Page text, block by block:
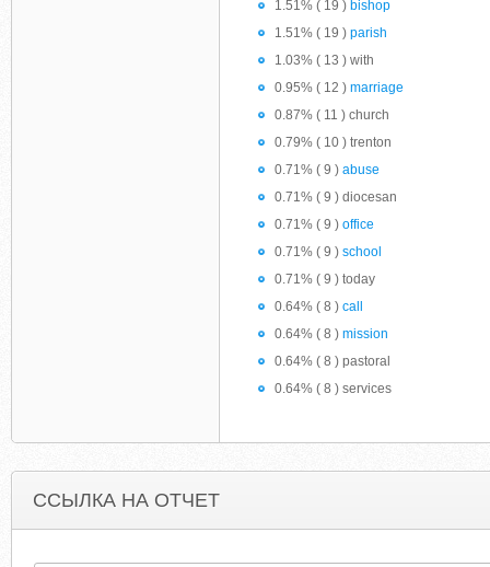
1.51% ( 19 ) bishop
1.51% ( 19 ) parish
1.03% ( 13 ) with
0.95% ( 12 ) marriage
0.87% ( 11 ) church
0.79% ( 10 ) trenton
0.71% ( 9 ) abuse
0.71% ( 9 ) diocesan
0.71% ( 9 ) office
0.71% ( 9 ) school
0.71% ( 9 ) today
0.64% ( 8 ) call
0.64% ( 8 ) mission
0.64% ( 8 ) pastoral
0.64% ( 8 ) services
ССЫЛКА НА ОТЧЕТ